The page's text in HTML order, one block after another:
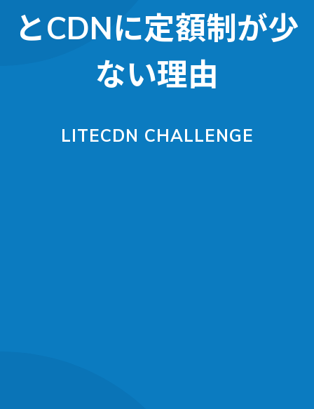
とCDNに定額制が少
ない理由
LITECDN CHALLENGE